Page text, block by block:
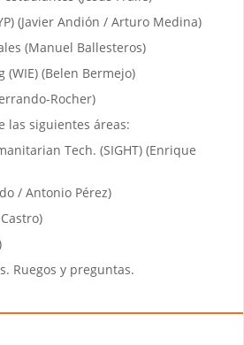
(Javier Andión / Arturo Medina)
(Manuel Ballesteros)
(WIE) (Belen Bermejo)
Rocher)
las siguientes áreas:
Tech. (SIGHT) (Enrique
/ Antonio Pérez)
Ruegos y preguntas.